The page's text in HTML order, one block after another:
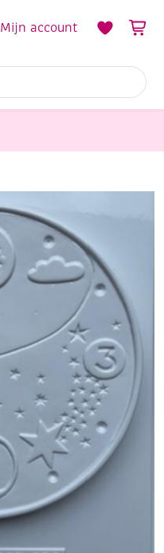
Mijn account